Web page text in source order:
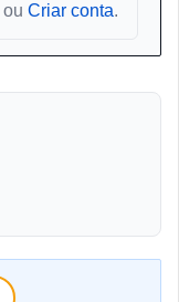
ou Criar conta.